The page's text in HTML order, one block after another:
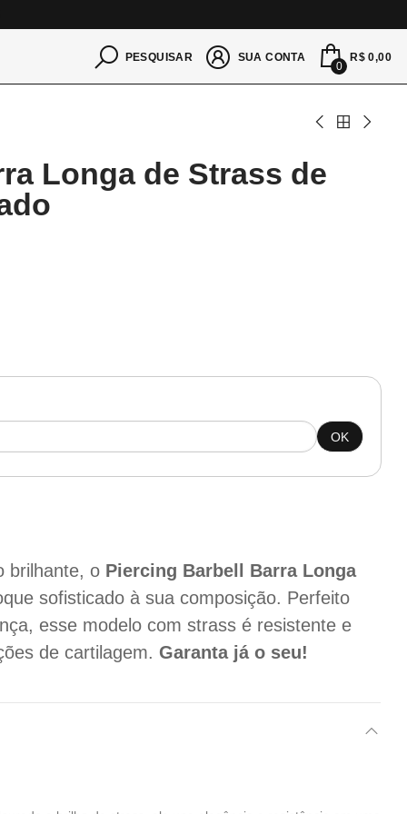
PESQUISAR SUA CONTA
0
R$ 0,00
Longa de Strass de
OK
brilhante, o Piercing Barbell Barra Longa
sofisticado à sua composição. Perfeito
esse modelo com strass é resistente e
de cartilagem. Garanta já o seu!